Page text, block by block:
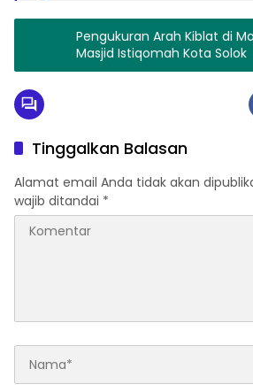
Pengukuran Arah Kiblat di
Masjid Istiqomah Kota Solok
Tinggalkan Balasan
Alamat email Anda tidak akan
wajib ditandai *